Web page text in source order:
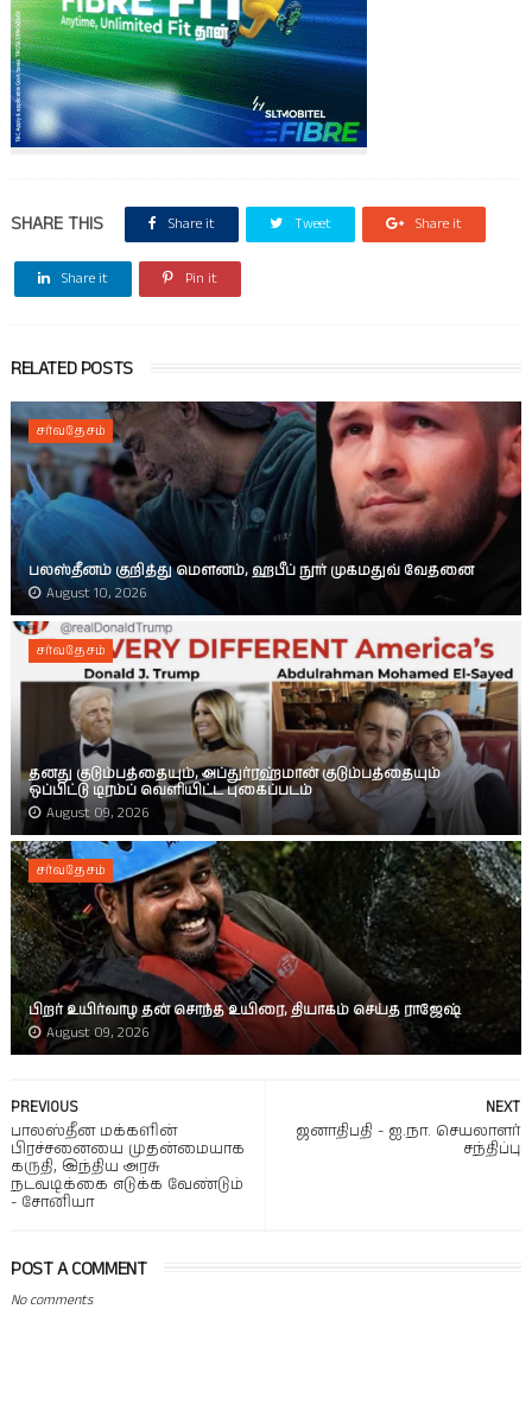
SHARE THIS Share it Tweet Share it
Share it Pin it
RELATED POSTS
சர்வதேசம்
பலஸ்தீனம் குறித்து மௌனம், ஹபீப் நூர் முகமதுவ் வேதனை
August 10, 2026
சர்வதேசம்
தனது குடும்பத்தையும், அப்துர்ரஹ்மான் குடும்பத்தையும்
ஒப்பிட்டு டிரம்ப் வெளியிட்ட புகைப்படம்
August 09, 2026
சர்வதேசம்
பிறர் உயிர்வாழ தன் சொந்த உயிரை, தியாகம் செய்த ராஜேஷ்
August 09, 2026
NEXT
ஜனாதிபதி - ஐ.நா. செயலாளர்
சந்திப்பு
PREVIOUS
பாலஸ்தீன மக்களின்
பிரச்சனையை முதன்மையாக
கருதி, இந்திய அரசு
நடவடிக்கை எடுக்க வேண்டும்
- சோனியா
POST A COMMENT
No comments